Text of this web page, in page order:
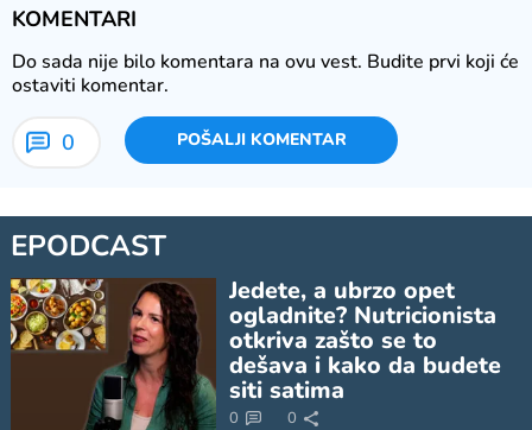
KOMENTARI
Do sada nije bilo komentara na ovu vest. Budite prvi koji će
ostaviti komentar.
0 POŠALJI KOMENTAR
EPODCAST
Jedete, a ubrzo opet
ogladnite? Nutricionista
otkriva zašto se to
dešava i kako da budete
siti satima
0 0